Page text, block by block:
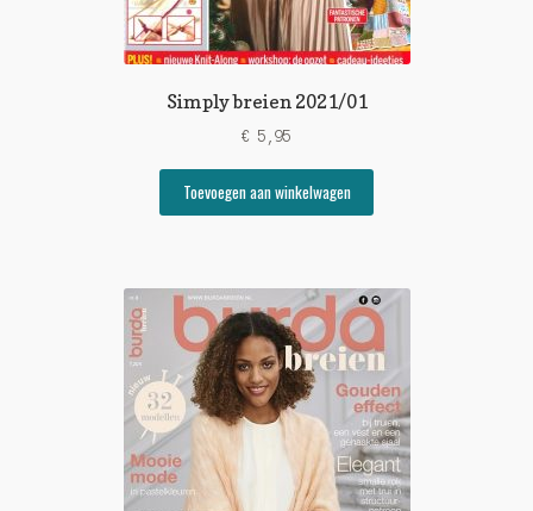
Simply breien 2021/01
€ 5,95
Toevoegen aan winkelwagen